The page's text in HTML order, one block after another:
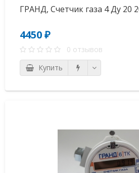
ГРАНД, Счетчик газа 4 Ду 20
4450 ₽
0 отзывов
Купить